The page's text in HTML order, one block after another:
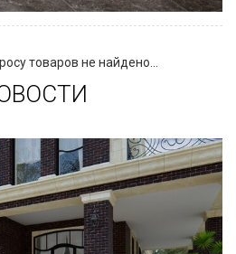
товаров не найдено...
называют все подряд...
и ступени (фронтальные,
крыльца, фасадную
преимущественно